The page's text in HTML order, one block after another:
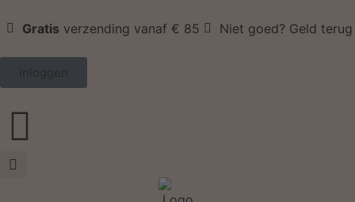
Gratis verzending vanaf € 85 Niet goed? Geld terug
Inloggen